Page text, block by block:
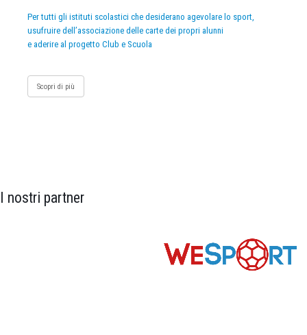
Per tutti gli istituti scolastici che desiderano agevolare lo sport,
usufruire dell’associazione delle carte dei propri alunni
e aderire al progetto Club e Scuola
Scopri di più
I nostri partner